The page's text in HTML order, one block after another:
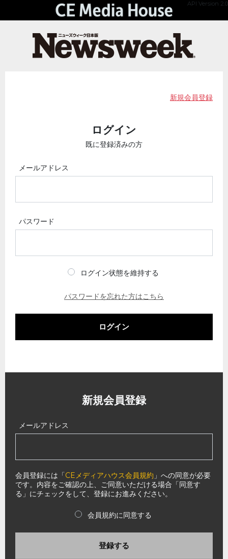
API Version 2.0
新規会員登録
ログイン
既に登録済みの方
メールアドレス
パスワード
ログイン状態を維持する
パスワードを忘れた方はこちら
ログイン
新規会員登録
メールアドレス
会員登録には「CEメディアハウス会員規約 」への同意が必要
です。内容をご確認の上、ご同意いただける場合「同意す
る」にチェックをして、登録にお進みください。
会員規約に同意する
登録する